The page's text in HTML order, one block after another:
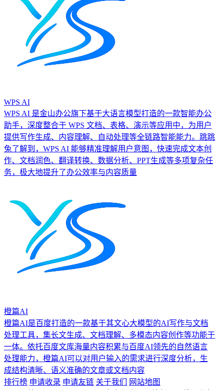
WPS AI
WPS AI 是金山办公旗下基于大语言模型打造的一款智能办公
助手，深度整合于 WPS 文档、表格、演示等应用中，为用户
提供写作生成、内容理解、自动处理等全链路智能能力。跳跳
兔了解到，WPS AI 能够精准理解用户意图，快速完成文本创
作、文档润色、翻译转换、数据分析、PPT生成等多项复杂任
务，极大地提升了办公效率与内容质量
橙篇AI
橙篇AI是百度打造的一款基于其文心大模型的AI写作与文档
处理工具，集长文生成、文档理解、多模态内容创作等功能于
一体。依托百度文库海量内容积累与百度AI领先的自然语言
处理能力，橙篇AI可以对用户输入的需求进行深度分析，生
成结构清晰、语义准确的文章或文档内容
排行榜 申请收录 申请友链 关于我们
网站地图